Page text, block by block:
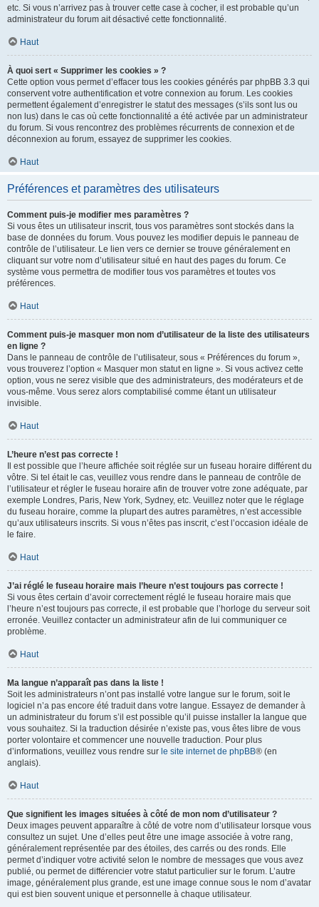
etc. Si vous n’arrivez pas à trouver cette case à cocher, il est probable qu’un
administrateur du forum ait désactivé cette fonctionnalité.
Haut
À quoi sert « Supprimer les cookies » ?
Cette option vous permet d’effacer tous les cookies générés par phpBB 3.3 qui
conservent votre authentification et votre connexion au forum. Les cookies
permettent également d’enregistrer le statut des messages (s’ils sont lus ou
non lus) dans le cas où cette fonctionnalité a été activée par un administrateur
du forum. Si vous rencontrez des problèmes récurrents de connexion et de
déconnexion au forum, essayez de supprimer les cookies.
Haut
Préférences et paramètres des utilisateurs
Comment puis-je modifier mes paramètres ?
Si vous êtes un utilisateur inscrit, tous vos paramètres sont stockés dans la
base de données du forum. Vous pouvez les modifier depuis le panneau de
contrôle de l’utilisateur. Le lien vers ce dernier se trouve généralement en
cliquant sur votre nom d’utilisateur situé en haut des pages du forum. Ce
système vous permettra de modifier tous vos paramètres et toutes vos
préférences.
Haut
Comment puis-je masquer mon nom d’utilisateur de la liste des utilisateurs
en ligne ?
Dans le panneau de contrôle de l’utilisateur, sous « Préférences du forum »,
vous trouverez l’option « Masquer mon statut en ligne ». Si vous activez cette
option, vous ne serez visible que des administrateurs, des modérateurs et de
vous-même. Vous serez alors comptabilisé comme étant un utilisateur
invisible.
Haut
L’heure n’est pas correcte !
Il est possible que l’heure affichée soit réglée sur un fuseau horaire différent du
vôtre. Si tel était le cas, veuillez vous rendre dans le panneau de contrôle de
l’utilisateur et régler le fuseau horaire afin de trouver votre zone adéquate, par
exemple Londres, Paris, New York, Sydney, etc. Veuillez noter que le réglage
du fuseau horaire, comme la plupart des autres paramètres, n’est accessible
qu’aux utilisateurs inscrits. Si vous n’êtes pas inscrit, c’est l’occasion idéale de
le faire.
Haut
J’ai réglé le fuseau horaire mais l’heure n’est toujours pas correcte !
Si vous êtes certain d’avoir correctement réglé le fuseau horaire mais que
l’heure n’est toujours pas correcte, il est probable que l’horloge du serveur soit
erronée. Veuillez contacter un administrateur afin de lui communiquer ce
problème.
Haut
Ma langue n’apparaît pas dans la liste !
Soit les administrateurs n’ont pas installé votre langue sur le forum, soit le
logiciel n’a pas encore été traduit dans votre langue. Essayez de demander à
un administrateur du forum s’il est possible qu’il puisse installer la langue que
vous souhaitez. Si la traduction désirée n’existe pas, vous êtes libre de vous
porter volontaire et commencer une nouvelle traduction. Pour plus
d’informations, veuillez vous rendre sur le site internet de phpBB® (en
anglais).
Haut
Que signifient les images situées à côté de mon nom d’utilisateur ?
Deux images peuvent apparaître à côté de votre nom d’utilisateur lorsque vous
consultez un sujet. Une d’elles peut être une image associée à votre rang,
généralement représentée par des étoiles, des carrés ou des ronds. Elle
permet d’indiquer votre activité selon le nombre de messages que vous avez
publié, ou permet de différencier votre statut particulier sur le forum. L’autre
image, généralement plus grande, est une image connue sous le nom d’avatar
qui est bien souvent unique et personnelle à chaque utilisateur.